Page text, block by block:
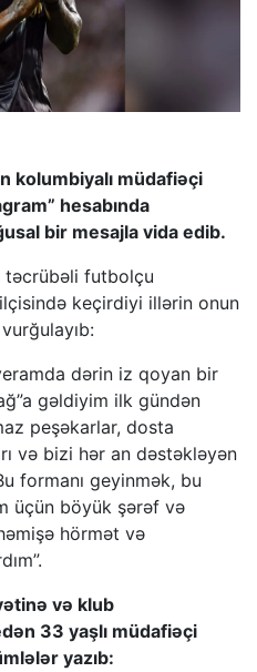
kolumbiyalı müdafiəçi
hesabında
bir mesajla vida edib.
təcrübəli futbolçu
keçirdiyi illərin onun
dərin iz qoyan bir
gəldiyim ilk gündən
peşəkarlar, dosta
və bizi hər an dəstəkləyən
formanı geyinmək, bu
üçün böyük şərəf və
hörmət və
və klub
33 yaşlı müdafiəçi
yazıb: